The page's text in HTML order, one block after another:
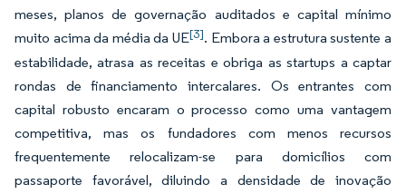
meses, planos de governação auditados e capital mínimo
muito acima da média da UE[3]. Embora a estrutura sustente a
estabilidade, atrasa as receitas e obriga as startups a captar
rondas de financiamento intercalares. Os entrantes com
capital robusto encaram o processo como uma vantagem
competitiva, mas os fundadores com menos recursos
frequentemente relocalizam-se para domicílios com
passaporte favorável, diluindo a densidade de inovação